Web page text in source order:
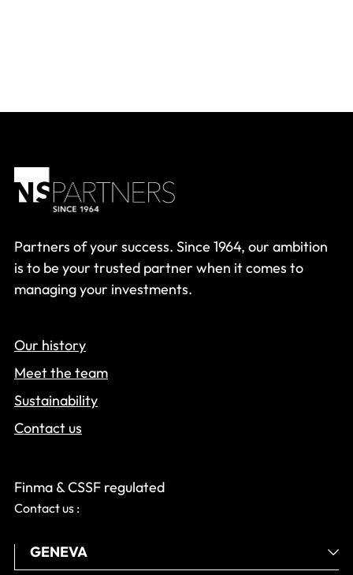
Partners of your success. Since 1964, our ambition
is to be your trusted partner when it comes to
managing your investments.
Our history
Meet the team
Sustainability
Contact us
Finma & CSSF regulated
Contact us :